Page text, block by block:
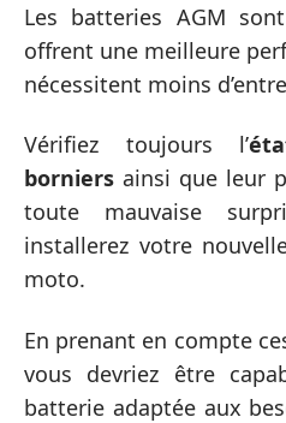
Les batteries AGM
offrent une meilleure
nécessitent moins
Vérifiez toujours l’
borniers ainsi que leur
toute mauvaise
installerez votre
moto.
En prenant en compte
vous devriez être
batterie adaptée aux